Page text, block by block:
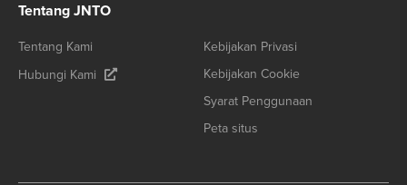
Tentang JNTO
Tentang Kami
Hubungi Kami
Kebijakan Privasi
Kebijakan Cookie
Syarat Penggunaan
Peta situs